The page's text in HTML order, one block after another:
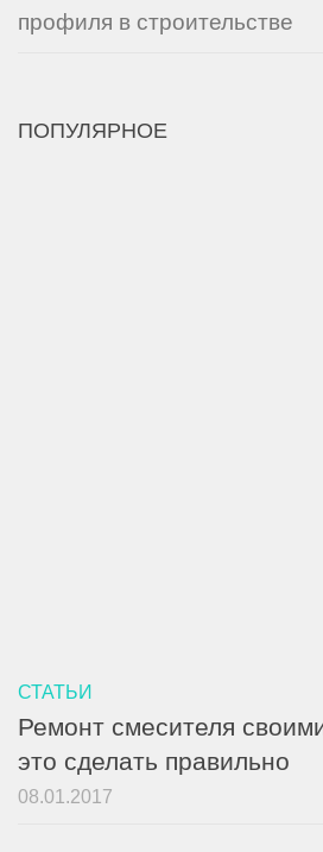
профиля в строительстве
ПОПУЛЯРНОЕ
СТАТЬИ
Ремонт смесителя
это сделать правильно
08.01.2017